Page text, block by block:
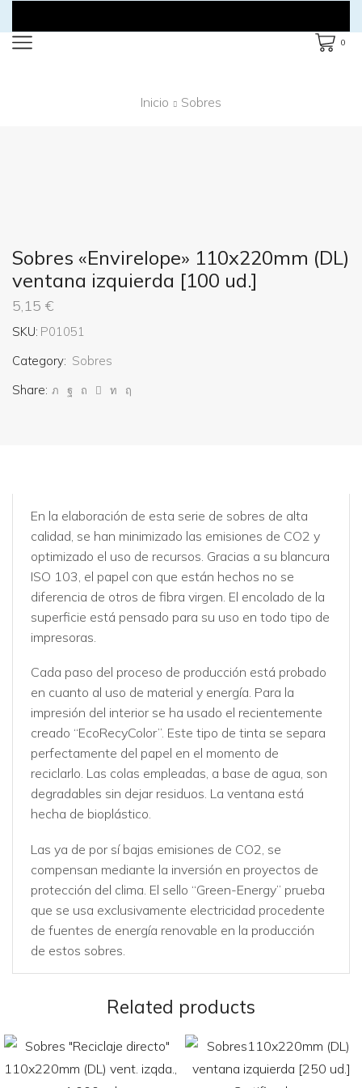
0
Inicio Sobres
Sobres «Envirelope» 110x220mm (DL)
ventana izquierda [100 ud.]
5,15 €
SKU: P01051
Category: Sobres
Share:
En la elaboración de esta serie de sobres de alta
calidad, se han minimizado las emisiones de CO2 y
optimizado el uso de recursos. Gracias a su blancura
ISO 103, el papel con que están hechos no se
diferencia de otros de fibra virgen. El encolado de la
superficie está pensado para su uso en todo tipo de
impresoras.
Cada paso del proceso de producción está probado
en cuanto al uso de material y energía. Para la
impresión del interior se ha usado el recientemente
creado “EcoRecyColor”. Este tipo de tinta se separa
perfectamente del papel en el momento de
reciclarlo. Las colas empleadas, a base de agua, son
degradables sin dejar residuos. La ventana está
hecha de bioplástico.
Las ya de por sí bajas emisiones de CO2, se
compensan mediante la inversión en proyectos de
protección del clima. El sello “Green-Energy” prueba
que se usa exclusivamente electricidad procedente
de fuentes de energía renovable en la producción
de estos sobres.
Related products